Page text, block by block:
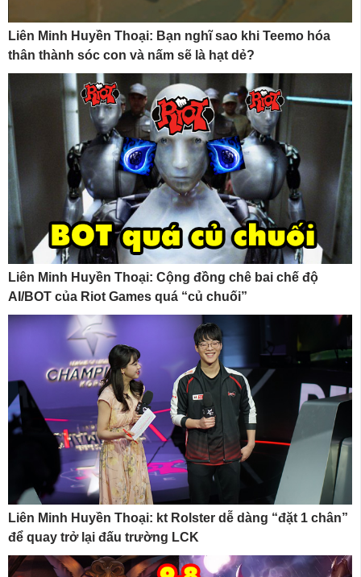
Liên Minh Huyền Thoại: Bạn nghĩ sao khi Teemo hóa
thân thành sóc con và nấm sẽ là hạt dẻ?
Liên Minh Huyền Thoại: Cộng đồng chê bai chế độ
AI/BOT của Riot Games quá “củ chuối”
Liên Minh Huyền Thoại: kt Rolster dễ dàng “đặt 1 chân”
để quay trở lại đấu trường LCK